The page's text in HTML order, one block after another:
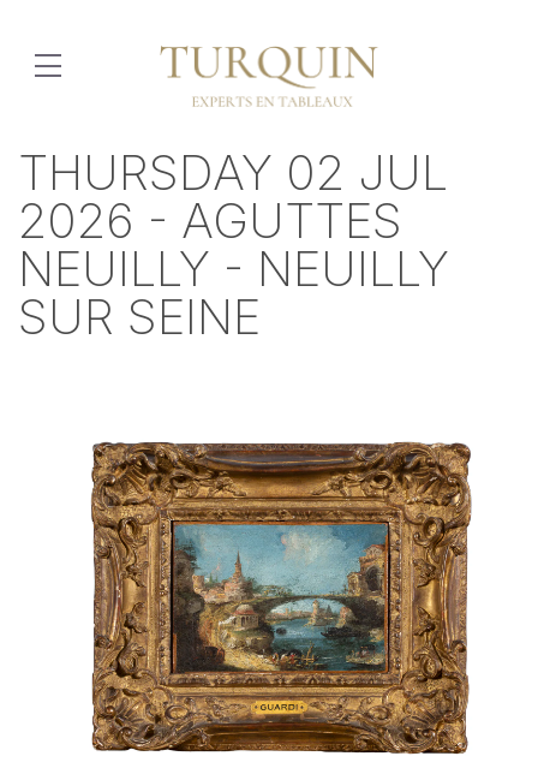
THURSDAY 02 JUL
2026 - AGUTTES
NEUILLY - NEUILLY
SUR SEINE